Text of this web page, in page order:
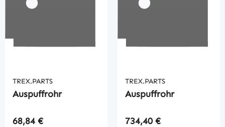
TREX.PARTS
Auspuffrohr
Regulärer Preis:
68,84 €
TREX.PARTS
Auspuffrohr
Regulärer Preis:
734,40 €